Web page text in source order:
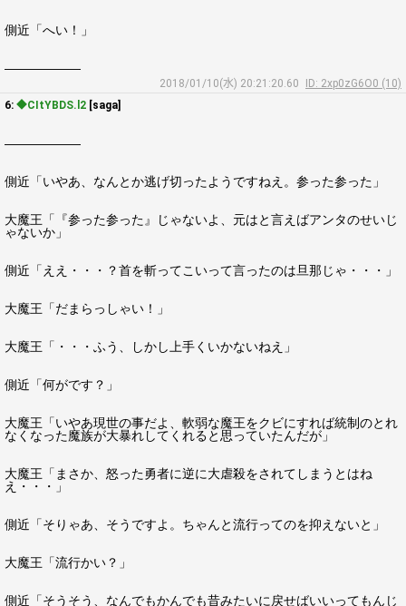
側近「へい！」
――――――
2018/01/10(水) 20:21:20.60
ID: 2xp0zG6O0 (10)
6: ◆CItYBDS.l2 [saga]
――――――
側近「いやあ、なんとか逃げ切ったようですねえ。参った参った」
大魔王「『参った参った』じゃないよ、元はと言えばアンタのせいじ
ゃないか」
側近「ええ・・・？首を斬ってこいって言ったのは旦那じゃ・・・」
大魔王「だまらっしゃい！」
大魔王「・・・ふう、しかし上手くいかないねえ」
側近「何がです？」
大魔王「いやあ現世の事だよ、軟弱な魔王をクビにすれば統制のとれ
なくなった魔族が大暴れしてくれると思っていたんだが」
大魔王「まさか、怒った勇者に逆に大虐殺をされてしまうとはね
え・・・」
側近「そりゃあ、そうですよ。ちゃんと流行ってのを抑えないと」
大魔王「流行かい？」
側近「そうそう、なんでもかんでも昔みたいに戻せばいいってもんじ